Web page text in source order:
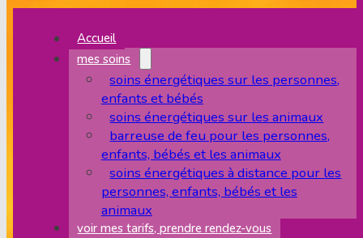
Accueil
mes soins
soins énergétiques sur les personnes,
enfants et bébés
soins énergétiques sur les animaux
barreuse de feu pour les personnes,
enfants, bébés et les animaux
soins énergétiques à distance pour les
personnes, enfants, bébés et les
animaux
voir mes tarifs, prendre rendez-vous